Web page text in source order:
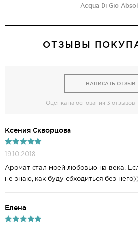
Acqua Di Gio
ОТЗЫВЫ
НАПИСАТЬ ОТЗЫВ
Оценка на основании 3 отзывов
Ксения Скворцова
19.10.2018
Аромат стал моей любовью на века.
не знаю, как буду обходиться без него))
Елена